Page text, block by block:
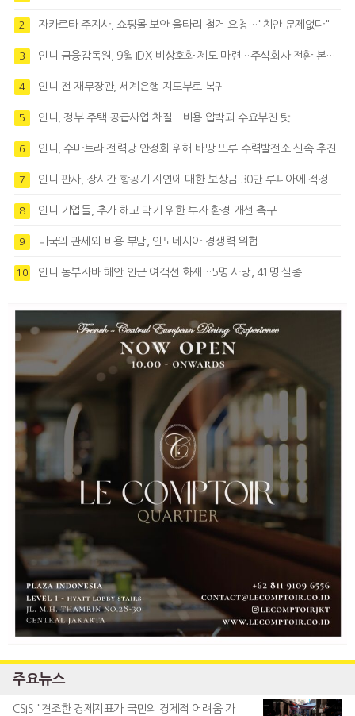
2 자카르타 주지사, 쇼핑몰 보안 울타리 철거 요청…"치안 문제없다"
3 인니 금융감독원, 9월 IDX 비상호화 제도 마련…주식회사 전환 본격화
4 인니 전 재무장관, 세계은행 지도부로 복귀
5 인니, 정부 주택 공급사업 차질…비용 압박과 수요부진 탓
6 인니, 수마트라 전력망 안정화 위해 바땅 또루 수력발전소 신속 추진
7 인니 판사, 장시간 항공기 지연에 대한 보상금 30만 루피아에 적정성 제기
8 인니 기업들, 추가 해고 막기 위한 투자 환경 개선 촉구
9 미국의 관세와 비용 부담, 인도네시아 경쟁력 위협
10 인니 동부자바 해안 인근 여객선 화재…5명 사망, 41명 실종
주요뉴스
CSIS "견조한 경제지표가 국민의 경제적 어려움 가